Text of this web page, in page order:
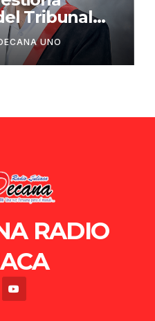
Tribunal
liberación
UNO
RADIO